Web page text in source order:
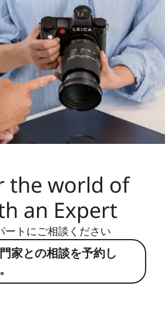
the world of
an Expert
ートにご相談ください
家との相談を予約し